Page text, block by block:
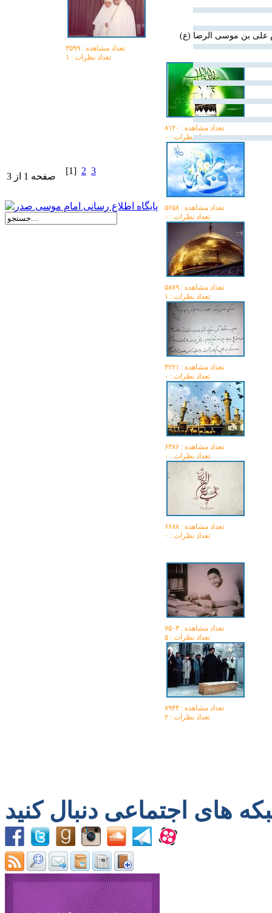
علی بن موسی الرضا (ع)
تعداد مشاهده :‌ ۳۵۹۹
تعداد نظرات : ۱
تعداد مشاهده :‌ ۸۱۲۰
تعداد نظرات : ۰
تعداد مشاهده :‌ ۵۶۵۸
تعداد نظرات : ۰
تعداد مشاهده :‌ ۵۸۷۹
تعداد نظرات : ۱
تعداد مشاهده :‌ ۴۲۲۱
تعداد نظرات : ۰
تعداد مشاهده :‌ ۶۳۸۶
تعداد نظرات : ۰
تعداد مشاهده :‌ ۶۶۸۸
تعداد نظرات : ۰
تعداد مشاهده :‌ ۷۵۰۳
تعداد نظرات : ۵
تعداد مشاهده :‌ ۷۹۴۴
تعداد نظرات : ۲
صفحه 1 از 3
[1] 2 3